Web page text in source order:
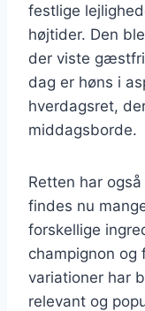
festlige
højtider. Den
der viste
dag er høns i
hverdagsret,
middagsborde.
Retten har
findes nu
forskellige
champignon og
variationer har
relevant og